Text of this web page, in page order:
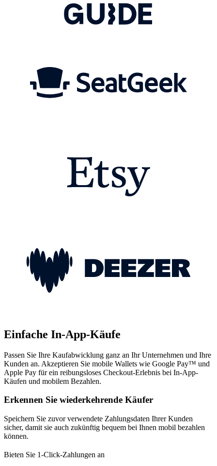
Einfache In-App-Käufe
Passen Sie Ihre Kaufabwicklung ganz an Ihr Unternehmen und Ihre
Kunden an. Akzeptieren Sie mobile Wallets wie Google Pay™️ und
Apple Pay für ein reibungsloses Checkout-Erlebnis bei In-App-
Käufen und mobilem Bezahlen.
Erkennen Sie wiederkehrende Käufer
Speichern Sie zuvor verwendete Zahlungsdaten Ihrer Kunden
sicher, damit sie auch zukünftig bequem bei Ihnen mobil bezahlen
können.
Bieten Sie 1-Click-Zahlungen an